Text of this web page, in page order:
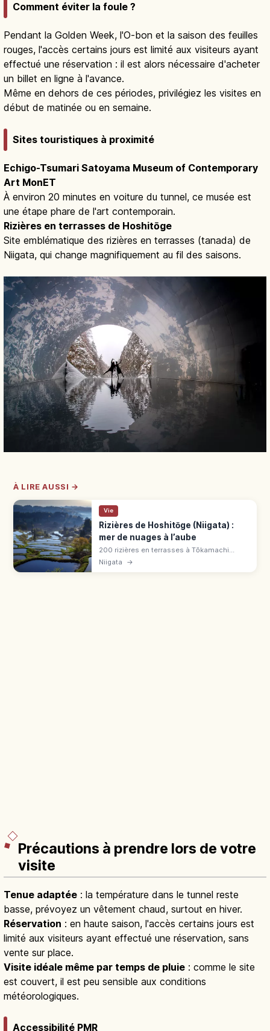
Comment éviter la foule ?
Pendant la Golden Week, l'O-bon et la saison des feuilles
rouges, l'accès certains jours est limité aux visiteurs ayant
effectué une réservation : il est alors nécessaire d'acheter
un billet en ligne à l'avance.
Même en dehors de ces périodes, privilégiez les visites en
début de matinée ou en semaine.
Sites touristiques à proximité
Echigo-Tsumari Satoyama Museum of Contemporary
Art MonET
À environ 20 minutes en voiture du tunnel, ce musée est
une étape phare de l'art contemporain.
Rizières en terrasses de Hoshitōge
Site emblématique des rizières en terrasses (tanada) de
Niigata, qui change magnifiquement au fil des saisons.
À LIRE AUSSI →
Vie
Rizières de Hoshitōge (Niigata) :
mer de nuages à l’aube
200 rizières en terrasses à Tōkamachi
(Niigata), parmi les 100 paysages ruraux du
Japon. Mer de nuages au printemps et en
Niigata →
Précautions à prendre lors de votre
visite
Tenue adaptée : la température dans le tunnel reste
basse, prévoyez un vêtement chaud, surtout en hiver.
Réservation : en haute saison, l'accès certains jours est
limité aux visiteurs ayant effectué une réservation, sans
vente sur place.
Visite idéale même par temps de pluie : comme le site
est couvert, il est peu sensible aux conditions
météorologiques.
Accessibilité PMR